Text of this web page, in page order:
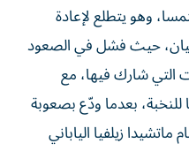
وهو يتطلع لإعادة
حيث فشل في الصعود
التي شارك فيها، مع
بعدما ودّع بصعوبة
زيلفيا الياباني